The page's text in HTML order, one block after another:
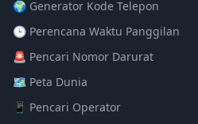
🌍 Generator Kode Telepon
🕒 Perencana Waktu Panggilan
🚨 Pencari Nomor Darurat
🗺️ Peta Dunia
📱 Pencari Operator